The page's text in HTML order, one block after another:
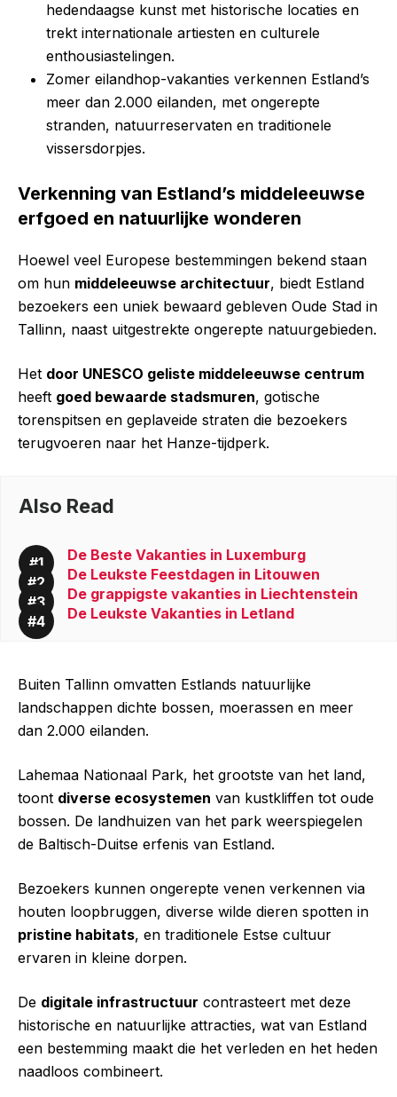
hedendaagse kunst met historische locaties en
trekt internationale artiesten en culturele
enthousiastelingen.
Zomer eilandhop-vakanties verkennen Estland’s
meer dan 2.000 eilanden, met ongerepte
stranden, natuurreservaten en traditionele
vissersdorpjes.
Verkenning van Estland’s middeleeuwse
erfgoed en natuurlijke wonderen
Hoewel veel Europese bestemmingen bekend staan
om hun middeleeuwse architectuur, biedt Estland
bezoekers een uniek bewaard gebleven Oude Stad in
Tallinn, naast uitgestrekte ongerepte natuurgebieden.
Het door UNESCO geliste middeleeuwse centrum
heeft goed bewaarde stadsmuren, gotische
torenspitsen en geplaveide straten die bezoekers
terugvoeren naar het Hanze-tijdperk.
Also Read
De Beste Vakanties in Luxemburg
De Leukste Feestdagen in Litouwen
De grappigste vakanties in Liechtenstein
De Leukste Vakanties in Letland
Buiten Tallinn omvatten Estlands natuurlijke
landschappen dichte bossen, moerassen en meer
dan 2.000 eilanden.
Lahemaa Nationaal Park, het grootste van het land,
toont diverse ecosystemen van kustkliffen tot oude
bossen. De landhuizen van het park weerspiegelen
de Baltisch-Duitse erfenis van Estland.
Bezoekers kunnen ongerepte venen verkennen via
houten loopbruggen, diverse wilde dieren spotten in
pristine habitats, en traditionele Estse cultuur
ervaren in kleine dorpen.
De digitale infrastructuur contrasteert met deze
historische en natuurlijke attracties, wat van Estland
een bestemming maakt die het verleden en het heden
naadloos combineert.